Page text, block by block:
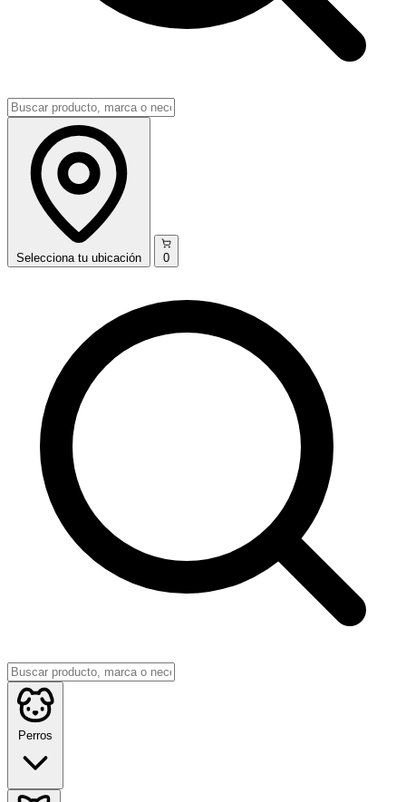
Selecciona tu ubicación 0
Perros